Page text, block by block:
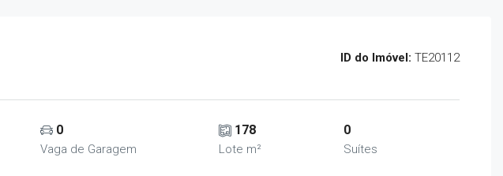
ID do Imóvel: TE20112
0
Vaga de Garagem
178
Lote m²
0
Suítes